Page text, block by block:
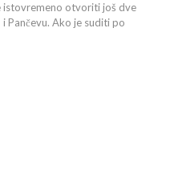
istovremeno otvoriti još dve
Pančevu. Ako je suditi po